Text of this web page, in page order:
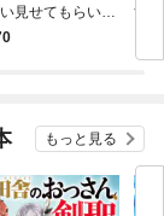
見せてもらいた
おっぱいアンソ
す
もっと見る